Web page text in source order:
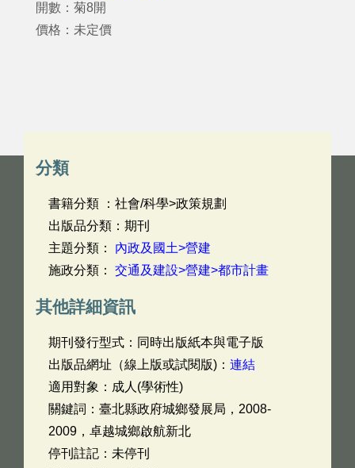
開數：菊8開
價格：未定價
分類
書籍分類 ：社會/科學>政策規劃
出版品分類：期刊
主題分類： 內政及國土>營建
施政分類： 交通及建設>營建>都市計畫
其他詳細資訊
期刊發行型式：同時出版紙本與電子版
出版品網址（線上版或試閱版)： 連結
適用對象：成人(學術性)
關鍵詞：臺北縣政府城鄉發展局，2008-
2009，卓越城鄉啟航新北
停刊註記：未停刊